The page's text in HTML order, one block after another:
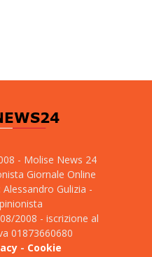
- Molise News 24
Giornale Online
Gulizia -
2008 - iscrizione al
01873660680
- Cookie